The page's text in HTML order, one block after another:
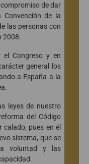
de dar
de la
las personas con
2008.
el Congreso y en
general los
a España a la
leyes de nuestro
del Código
calado, pues en él
sistema, que se
voluntad y las